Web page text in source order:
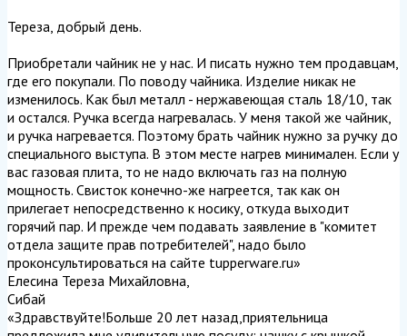
Тереза, добрый день.
Приобретали чайник не у нас. И писать нужно тем продавцам,
где его покупали. По поводу чайника. Изделие никак не
изменилось. Как был металл - нержавеющая сталь 18/10, так
и остался. Ручка всегда нагревалась. У меня такой же чайник,
и ручка нагревается. Поэтому брать чайник нужно за ручку до
специального выступа. В этом месте нагрев минимален. Если у
вас газовая плита, то не надо включать газ на полную
мощность. Свисток конечно-же нагреется, так как он
прилегает непосредственно к носику, откуда выходит
горячий пар. И прежде чем подавать заявление в "комитет
отдела защите прав потребителей", надо было
проконсультироваться на сайте tupperware.ru»
Елесина Тереза Михайловна,
Сибай
«Здравствуйте!Больше 20 лет назад,приятельница